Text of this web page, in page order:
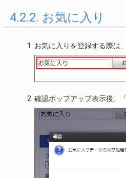
4.2.2. お気に入り
お気に入りを登録する際は
確認ポップアップ表示後、